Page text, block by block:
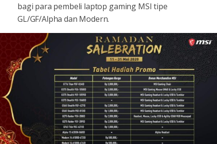
bagi para pembeli laptop gaming MSI tipe
GL/GF/Alpha dan Modern.